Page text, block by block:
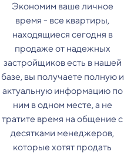
Экономим ваше личное
время - все квартиры,
находящиеся сегодня в
продаже от надежных
застройщиков есть в нашей
базе, вы получаете полную и
актуальную информацию по
ним в одном месте, а не
тратите время на общение с
десятками менеджеров,
которые хотят продать